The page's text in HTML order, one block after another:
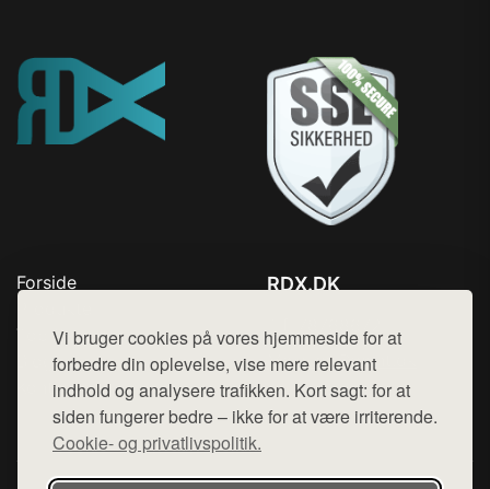
Vi bruger cookies på vores hjemmeside for at
forbedre din oplevelse, vise mere relevant
indhold og analysere trafikken. Kort sagt: for at
siden fungerer bedre – ikke for at være irriterende.
Cookie- og privatlivspolitik.
Forside
Top Rabatter
Blog
Kontakt
RDX.DK
Mail: hej@want.dk
Cookie- og privatlivspolitik